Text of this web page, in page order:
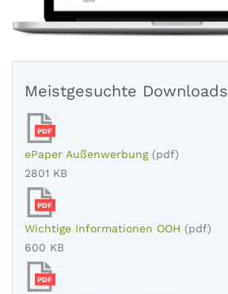
Meistgesuchte Downloads
PDF
ePaper Außenwerbung (pdf)
2801 KB
PDF
Wichtige Informationen OOH (pdf)
600 KB
PDF